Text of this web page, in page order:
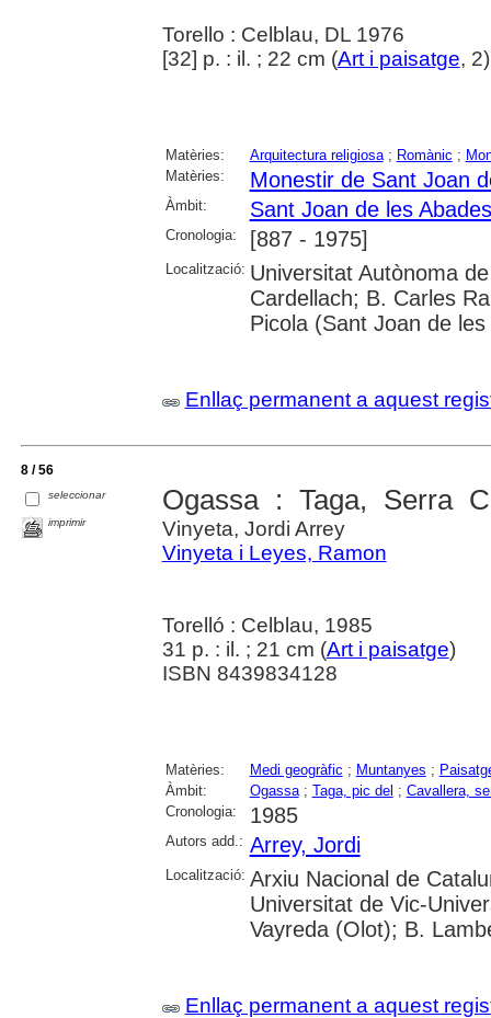
Torello : Celblau, DL 1976
[32] p. : il. ; 22 cm (Art i paisatge,
Matèries: Arquitectura religiosa; Romànic ;
Matèries:
Monestir de Sant Joan
Àmbit: Sant Joan de les
Cronologia: [887 - 1975]
Localització: Universitat Autònoma
Cardellach; B. Carles
Picola (Sant Joan de
Enllaç permanent a aquest
8 / 56
seleccionar
imprimir
Ogassa : Taga, Serra
Vinyeta, Jordi Arrey
Vinyeta i Leyes, Ramon
Torelló : Celblau, 1985
31 p. : il. ; 21 cm (Art i paisatge)
ISBN 8439834128
Matèries: Medi geogràfic ; Muntanyes ;
Àmbit:
Ogassa; Taga, pic del ; Cavallera,
Cronologia:
1985
Autors add.: Arrey, Jordi
Localització: Arxiu Nacional de
Universitat de Vic-
Vayreda (Olot); B.
Enllaç permanent a aquest